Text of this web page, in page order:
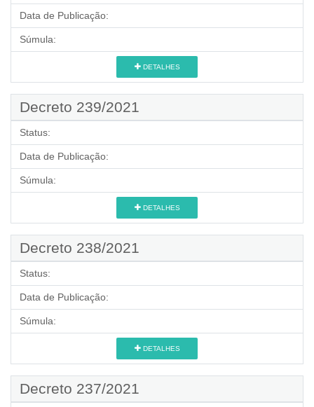
Data de Publicação:
Súmula:
DETALHES
Decreto 239/2021
Status:
Data de Publicação:
Súmula:
DETALHES
Decreto 238/2021
Status:
Data de Publicação:
Súmula:
DETALHES
Decreto 237/2021